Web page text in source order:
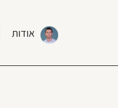
אודות